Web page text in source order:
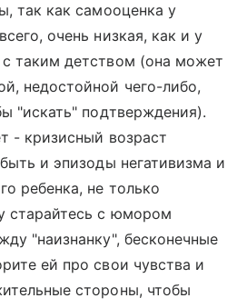
так как самооценка у
очень низкая, как и у
таким детством (она может
недостойной чего-либо,
"искать" подтверждения).
- кризисный возраст
и эпизоды негативизма и
ребенка, не только
старайтесь с юмором
"наизнанку", бесконечные
ей про свои чувства и
стороны, чтобы